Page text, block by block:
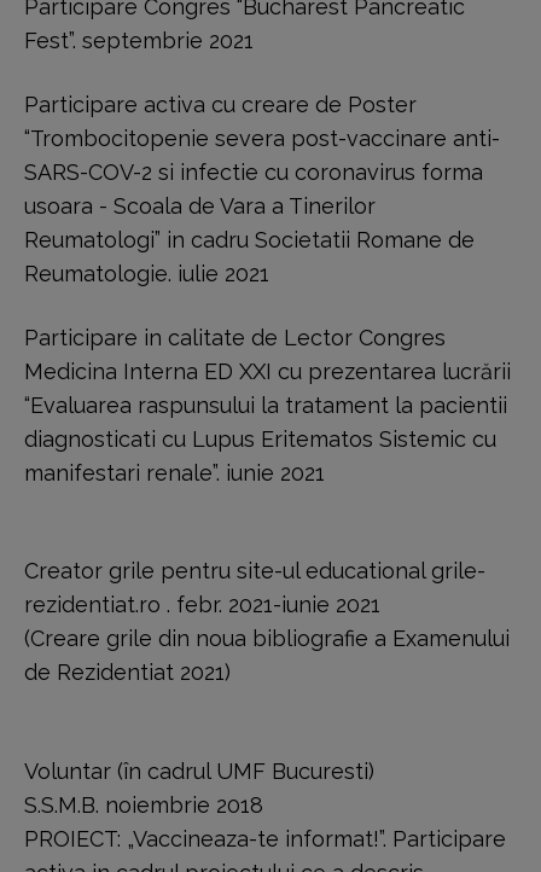
Participare Congres “Bucharest Pancreatic
Fest”. septembrie 2021
Participare activa cu creare de Poster
“Trombocitopenie severa post-vaccinare anti-
SARS-COV-2 si infectie cu coronavirus forma
usoara - Scoala de Vara a Tinerilor
Reumatologi” in cadru Societatii Romane de
Reumatologie. iulie 2021
Participare in calitate de Lector Congres
Medicina Interna ED XXI cu prezentarea lucrării
“Evaluarea raspunsului la tratament la pacientii
diagnosticati cu Lupus Eritematos Sistemic cu
manifestari renale”. iunie 2021
Creator grile pentru site-ul educational grile-
rezidentiat.ro . febr. 2021-iunie 2021
(Creare grile din noua bibliografie a Examenului
de Rezidentiat 2021)
Voluntar (în cadrul UMF Bucuresti)
S.S.M.B. noiembrie 2018
PROIECT: „Vaccineaza-te informat!”. Participare